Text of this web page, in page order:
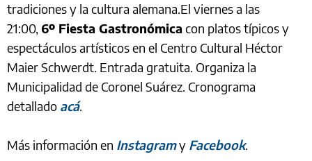
tradiciones y la cultura alemana.El viernes a las
21:00, 6º Fiesta Gastronómica con platos típicos y
espectáculos artísticos en el Centro Cultural Héctor
Maier Schwerdt. Entrada gratuita. Organiza la
Municipalidad de Coronel Suárez. Cronograma
detallado acá.
Más información en Instagramy Facebook.